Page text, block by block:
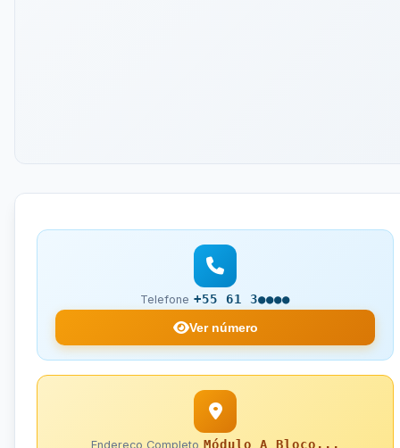
Telefone +55 61 3●●●●
Ver número
Endereço Completo Módulo A Bloco...